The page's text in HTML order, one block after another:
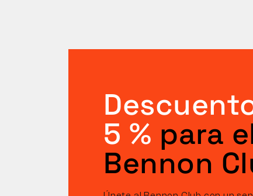
5 % para
Bennon